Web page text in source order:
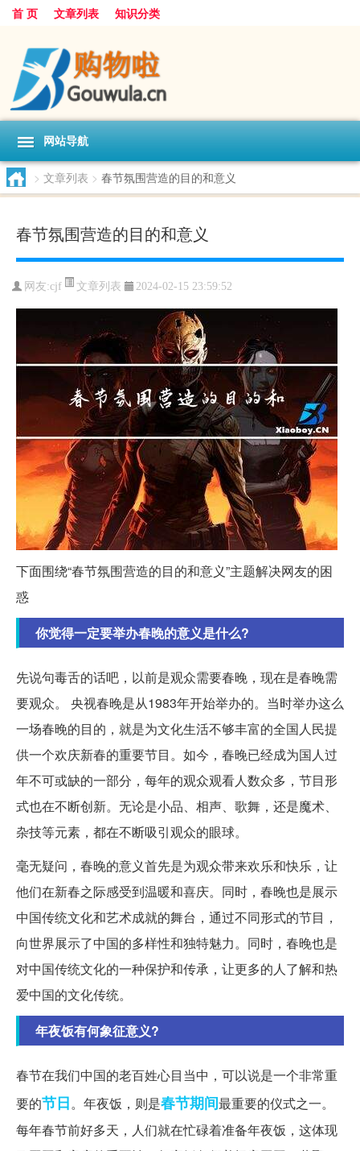
首 页 文章列表 知识分类
网站导航
> 文章列表 > 春节氛围营造的目的和意义
春节氛围营造的目的和意义
网友:cjf 文章列表 2024-02-15 23:59:52
下面围绕“春节氛围营造的目的和意义”主题解决网友的困
惑
你觉得一定要举办春晚的意义是什么?
先说句毒舌的话吧，以前是观众需要春晚，现在是春晚需
要观众。 央视春晚是从1983年开始举办的。当时举办这么
一场春晚的目的，就是为文化生活不够丰富的全国人民提
供一个欢庆新春的重要节目。如今，春晚已经成为国人过
年不可或缺的一部分，每年的观众观看人数众多，节目形
式也在不断创新。无论是小品、相声、歌舞，还是魔术、
杂技等元素，都在不断吸引观众的眼球。
毫无疑问，春晚的意义首先是为观众带来欢乐和快乐，让
他们在新春之际感受到温暖和喜庆。同时，春晚也是展示
中国传统文化和艺术成就的舞台，通过不同形式的节目，
向世界展示了中国的多样性和独特魅力。同时，春晚也是
对中国传统文化的一种保护和传承，让更多的人了解和热
爱中国的文化传统。
年夜饭有何象征意义?
春节在我们中国的老百姓心目当中，可以说是一个非常重
要的节日。年夜饭，则是春节期间最重要的仪式之一。
每年春节前好多天，人们就在忙碌着准备年夜饭，这体现